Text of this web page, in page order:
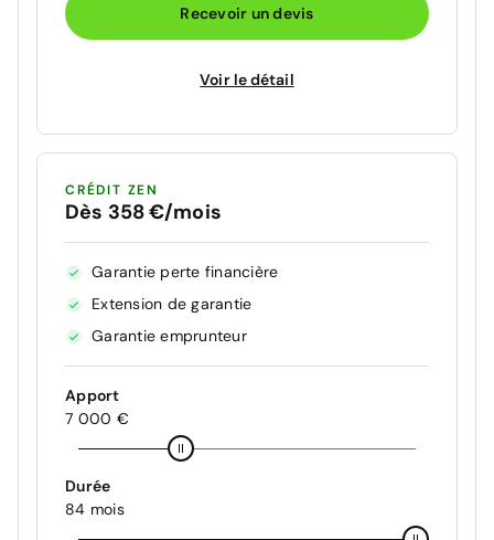
Recevoir un devis
Voir le détail
CRÉDIT ZEN
Dès 358 €/mois
Garantie perte financière
Extension de garantie
Garantie emprunteur
Apport
7 000 €
Durée
84 mois